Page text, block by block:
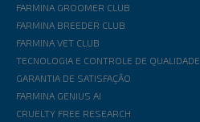
FARMINA GROOMER CLUB
FARMINA BREEDER CLUB
FARMINA VET CLUB
TECNOLOGIA E CONTROLE DE QUALIDADE
GARANTIA DE SATISFAÇÃO
FARMINA GENIUS AI
CRUELTY FREE RESEARCH